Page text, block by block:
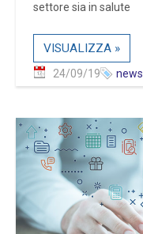
settore sia in salute
VISUALIZZA »
24/09/19 news